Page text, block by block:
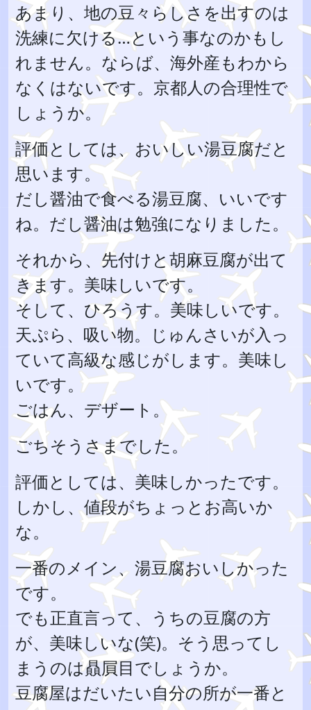
あまり、地の豆々らしさを出すのは
洗練に欠ける…という事なのかもし
れません。ならば、海外産もわから
なくはないです。京都人の合理性で
しょうか。
評価としては、おいしい湯豆腐だと
思います。
だし醤油で食べる湯豆腐、いいです
ね。だし醤油は勉強になりました。
それから、先付けと胡麻豆腐が出て
きます。美味しいです。
そして、ひろうす。美味しいです。
天ぷら、吸い物。じゅんさいが入っ
ていて高級な感じがします。美味し
いです。
ごはん、デザート。
ごちそうさまでした。
評価としては、美味しかったです。
しかし、値段がちょっとお高いか
な。
一番のメイン、湯豆腐おいしかった
です。
でも正直言って、うちの豆腐の方
が、美味しいな(笑)。そう思ってし
まうのは贔屓目でしょうか。
豆腐屋はだいたい自分の所が一番と